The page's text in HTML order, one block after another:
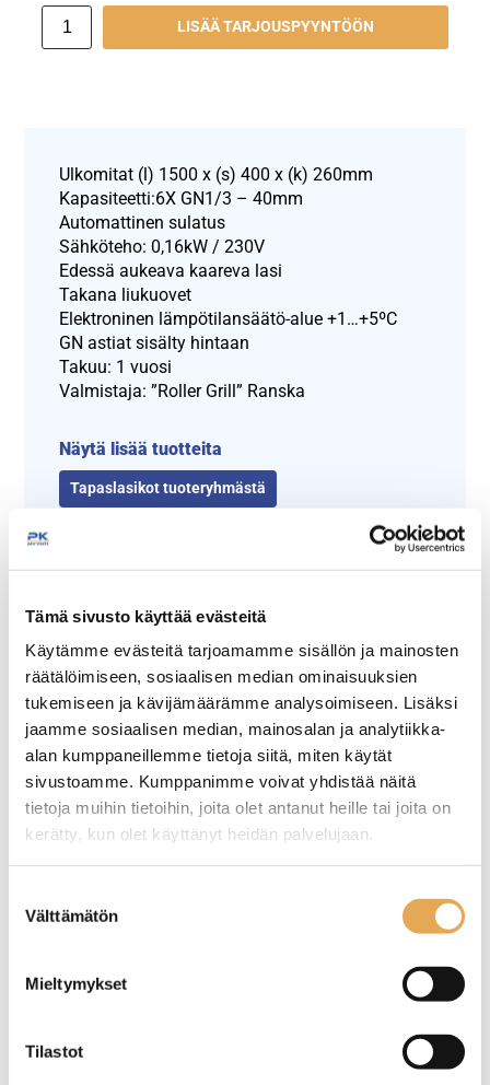
Tämä sivusto käyttää evästeitä
Käytämme evästeitä tarjoamamme sisällön ja mainosten
räätälöimiseen, sosiaalisen median ominaisuuksien
tukemiseen ja kävijämäärämme analysoimiseen. Lisäksi
jaamme sosiaalisen median, mainosalan ja analytiikka-
alan kumppaneillemme tietoja siitä, miten käytät
sivustoamme. Kumppanimme voivat yhdistää näitä
tietoja muihin tietoihin, joita olet antanut heille tai joita on
kerätty, kun olet käyttänyt heidän palvelujaan.
valinta
Välttämätön
Mieltymykset
Tilastot
LISÄÄ TARJOUSPYYNTÖÖN
Ulkomitat (l) 1500 x (s) 400 x (k) 260mm
Kapasiteetti:6X GN1/3 – 40mm
Automattinen sulatus
Sähköteho: 0,16kW / 230V
Edessä aukeava kaareva lasi
Takana liukuovet
Elektroninen lämpötilansäätö-alue +1…+5ºC
GN astiat sisälty hintaan
Takuu: 1 vuosi
Valmistaja: ”Roller Grill” Ranska
Näytä lisää tuotteita
Tapaslasikot tuoteryhmästä
Tämäkin laite sopivasti
rahoituksella
TUTUSTU ›